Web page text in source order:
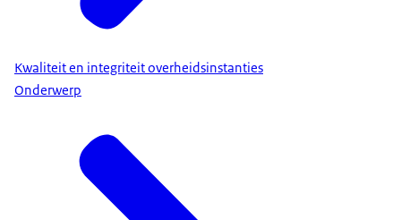
Kwaliteit en integriteit overheidsinstanties
Onderwerp